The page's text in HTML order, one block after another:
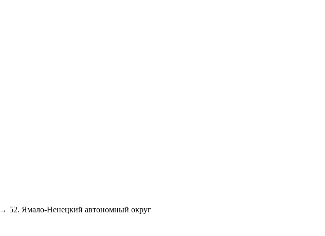
→ 52. Ямало-Ненецкий автономный округ